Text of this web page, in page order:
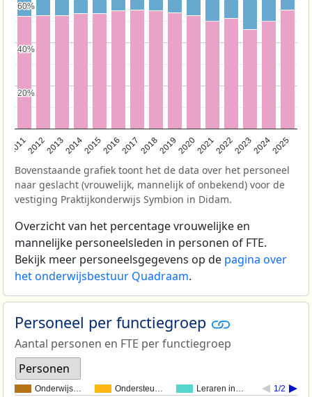
201120122013201420152016201720182019202020212022202320242025
20%
20%
40%
40%
60%
60%
Bovenstaande grafiek toont het de data over het personeel
naar geslacht (vrouwelijk, mannelijk of onbekend) voor de
vestiging Praktijkonderwijs Symbion in Didam.
Overzicht van het percentage vrouwelijke en
mannelijke personeelsleden in personen of FTE.
Bekijk meer personeelsgegevens op de pagina over
het onderwijsbestuur Quadraam.
Personeel per functiegroep
Aantal personen en FTE per functiegroep
Personen
Onderwijs… Ondersteu… Leraren in… 1/2